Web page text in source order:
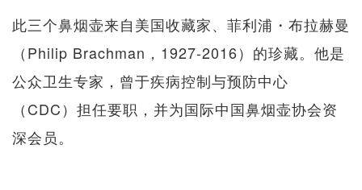
此三个鼻烟壶来自美国收藏家、菲利浦・布拉赫曼
（Philip Brachman，1927-2016）的珍藏。他是
公众卫生专家，曾于疾病控制与预防中心
（CDC）担任要职，并为国际中国鼻烟壶协会资
深会员。